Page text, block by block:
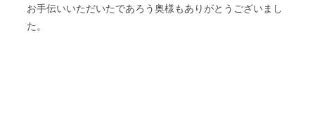
お手伝いいただいたであろう奥様もありがとうございまし
た。